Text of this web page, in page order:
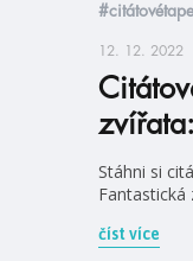
12. 12. 2022
Stáhni si
číst více